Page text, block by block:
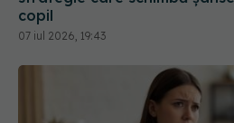
07 iul 2026, 19:43